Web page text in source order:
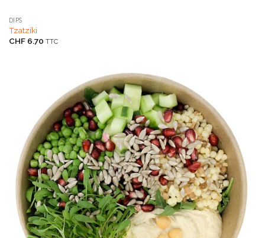
DIPS
Tzatzíki
CHF6.70 TTC